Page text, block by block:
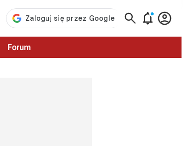
  
Forum